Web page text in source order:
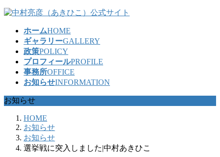
コ
ッ
プ
ナ
移
動
ホームHOME
ギャラリーGALLERY
政策POLICY
プロフィールPROFILE
事務所OFFICE
お知らせINFORMATION
お知らせ
HOME
お知らせ
お知らせ
選挙戦に突入しました|中村あきひこ